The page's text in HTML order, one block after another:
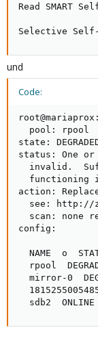
Read SMART
Selective
und
Code:
  pool: rpool
state:
status: One
invalid.
functioning
action:
see: http://
scan: none
config:
NAME  o
rpool
mirror-0
sdb2  ONLINE